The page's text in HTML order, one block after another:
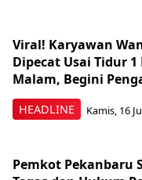
HEADLINE
Viral! Karyawan
Dipecat Usai Tidur
Malam, Begini
Kamis, 16
Pemkot Pekanbaru